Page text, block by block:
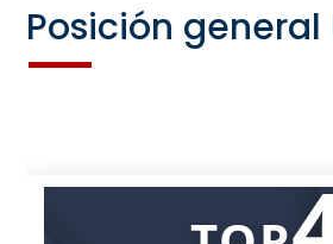
Posición general